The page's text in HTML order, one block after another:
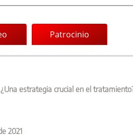
Patrocinio
estrategia crucial en el
2021